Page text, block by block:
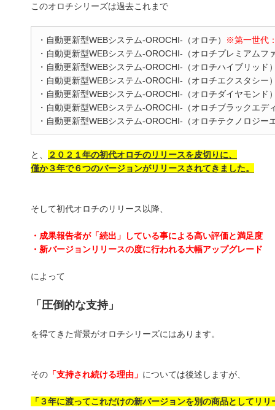
このオロチシリーズは過去これまで
・自動更新型WEBシステム-OROCHI-（オロチ）
※第一世代
・自動更新型WEBシステム-OROCHI-（オロチプレミアム
・自動更新型WEBシステム-OROCHI-（オロチハイブリッド
・自動更新型WEBシステム-OROCHI-（オロチエクスタシー
・自動更新型WEBシステム-OROCHI-（オロチダイヤモンド
・自動更新型WEBシステム-OROCHI-（オロチブラックエデ
・自動更新型WEBシステム-OROCHI-（オロチテクノロジー
と、
２０２１年の初代オロチのリリースを皮切りに、
僅か３年で６つのバージョンがリリースされてきました。
そして初代オロチのリリース以降、
・成果報告者が「続出」している事による高い評価と満足度
・新バージョンリリースの度に行われる大幅アップグレード
によって
「圧倒的な支持」
を得てきた背景がオロチシリーズにはあります。
その 「支持され続ける理由」 については後述しますが、
「３年に渡ってこれだけの新バージョンを別の商品としてリ